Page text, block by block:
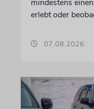
mindestens
erlebt oder
07.08.2026